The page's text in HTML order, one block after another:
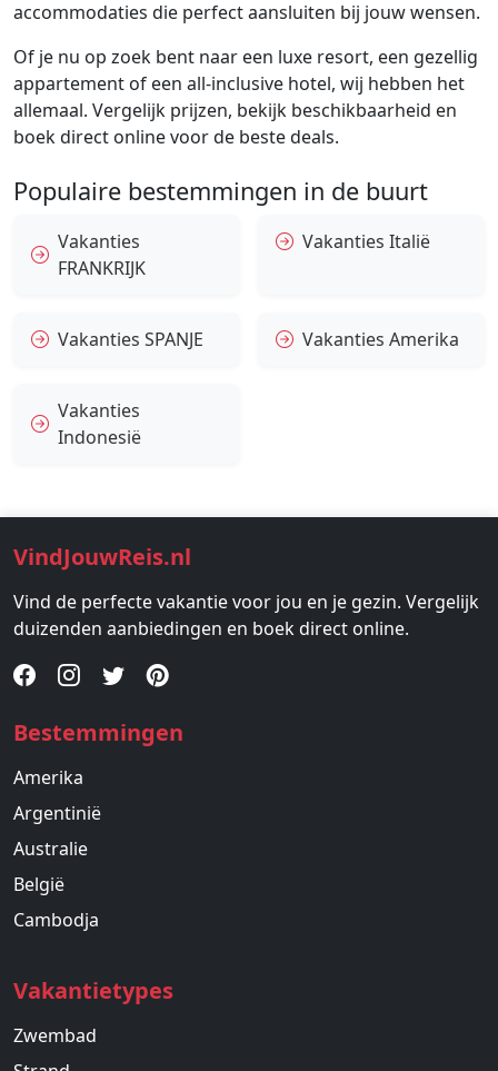
accommodaties die perfect aansluiten bij jouw wensen.
Of je nu op zoek bent naar een luxe resort, een gezellig
appartement of een all-inclusive hotel, wij hebben het
allemaal. Vergelijk prijzen, bekijk beschikbaarheid en
boek direct online voor de beste deals.
Populaire bestemmingen in de buurt
Vakanties
FRANKRIJK
Vakanties Italië
Vakanties SPANJE Vakanties Amerika
Vakanties
Indonesië
VindJouwReis.nl
Vind de perfecte vakantie voor jou en je gezin. Vergelijk
duizenden aanbiedingen en boek direct online.
Bestemmingen
Amerika
Argentinië
Australie
België
Cambodja
Vakantietypes
Zwembad